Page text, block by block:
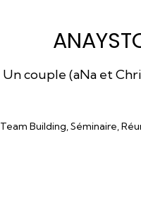
Un couple (aNa et
Team Building, Séminaire,